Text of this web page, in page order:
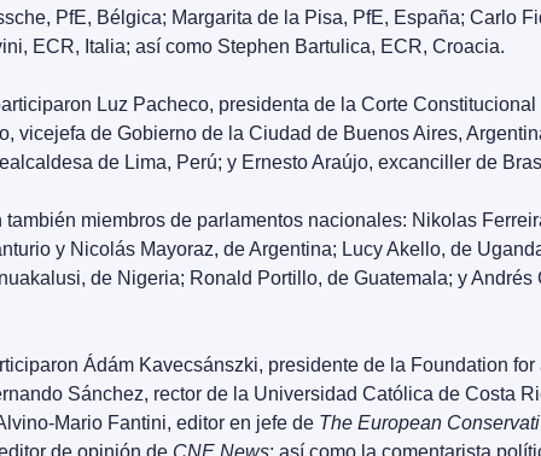
PfE, Bélgica; Margarita de la Pisa, PfE, España; Carlo
ECR, Italia; así como Stephen Bartulica, ECR, Croacia.
Luz Pacheco, presidenta de la Corte Constitucional
vicejefa de Gobierno de la Ciudad de Buenos Aires,
de Lima, Perú; y Ernesto Araújo, excanciller de
también miembros de parlamentos nacionales: Nikolas
y Nicolás Mayoraz, de Argentina; Lucy Akello, de
de Nigeria; Ronald Portillo, de Guatemala; y Andrés
Ádám Kavecsánszki, presidente de la Foundation for
Sánchez, rector de la Universidad Católica de Costa
Mario Fantini, editor en jefe de The European
de opinión de CNE News; así como la comentarista